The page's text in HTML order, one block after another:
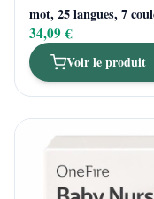
mot, 25 langues, 7
34,09 €
Voir le produit